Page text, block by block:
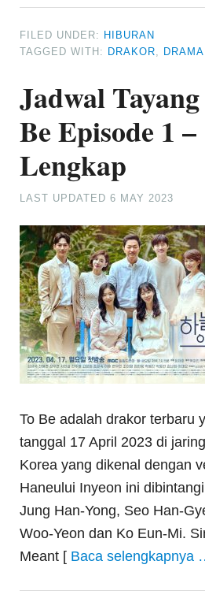
FILED UNDER: HIBURAN
TAGGED WITH: DRAKOR DRAMA
Jadwal
Be Episode 1 –
Lengkap
LAST UPDATED6 MAY 2023
To Be adalah drakor terbaru
tanggal 17 April 2023 di
Korea yang dikenal dengan
Haneului Inyeon ini
Jung Han-Yong, Seo Han-
Woo-Yeon dan Ko Eun-Mi.
Meant [ Baca selengkapnya